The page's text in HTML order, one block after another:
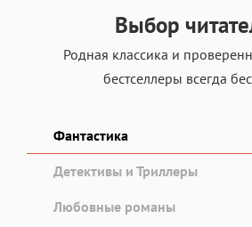
Выбор
Родная классика и
бестселлеры всегда
Фантастика
Детективы и Триллеры
Любовные романы